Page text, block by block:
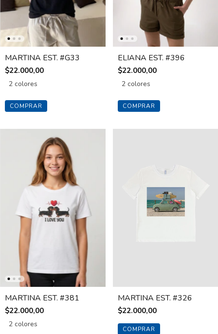
MARTINA EST. #G33
$22.000,00
2 colores
COMPRAR
ELIANA EST. #396
$22.000,00
2 colores
COMPRAR
MARTINA EST. #381
$22.000,00
2 colores
MARTINA EST. #326
$22.000,00
COMPRAR